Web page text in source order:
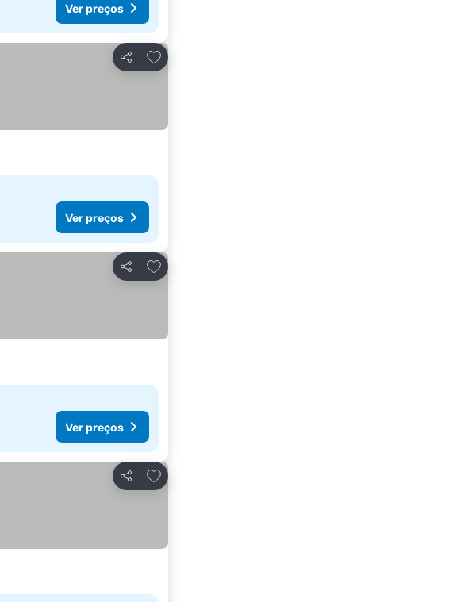
Ver preços
Partilhar
Adicionar aos favoritos
Ver preços
Partilhar
Adicionar aos favoritos
Ver preços
Partilhar
Adicionar aos favoritos